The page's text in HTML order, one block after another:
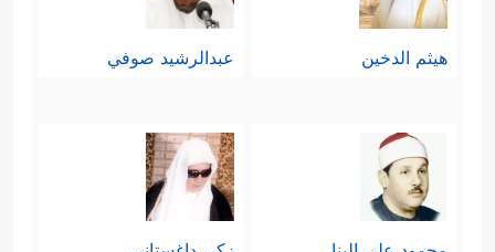
هيثم الدخين عبدالرشيد صوفي